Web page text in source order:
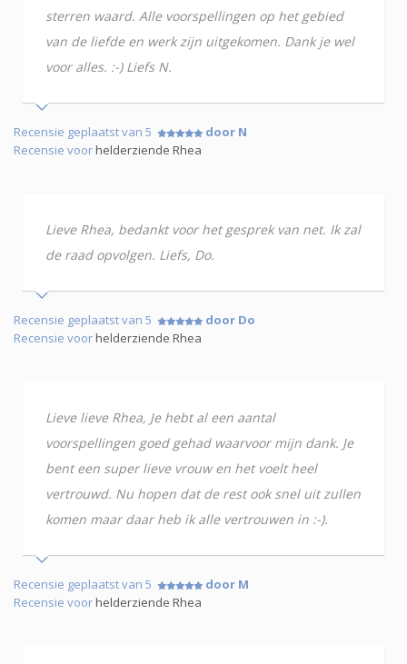
sterren waard. Alle voorspellingen op het gebied
van de liefde en werk zijn uitgekomen. Dank je wel
voor alles. :-) Liefs N.
Recensie geplaatst van 5
door N
Recensie voorhelderziende Rhea
Lieve Rhea, bedankt voor het gesprek van net. Ik zal
de raad opvolgen. Liefs, Do.
Recensie geplaatst van 5
door Do
Recensie voorhelderziende Rhea
Lieve lieve Rhea, Je hebt al een aantal
voorspellingen goed gehad waarvoor mijn dank. Je
bent een super lieve vrouw en het voelt heel
vertrouwd. Nu hopen dat de rest ook snel uit zullen
komen maar daar heb ik alle vertrouwen in :-).
Recensie geplaatst van 5
door M
Recensie voorhelderziende Rhea